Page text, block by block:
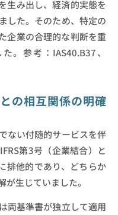
生み出し、経済的実態を
した。そのため、特定の
企業の合理的な判断を重
。参考：IAS40.B37、
の相互関係の明確
ない付随的サービスを伴
第3号（企業結合）と
排他的であり、どちらか
生じていました。
両基準書が独立して適用